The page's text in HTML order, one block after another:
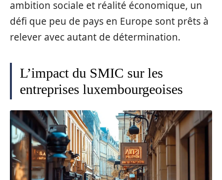
ambition sociale et réalité économique, un
défi que peu de pays en Europe sont prêts à
relever avec autant de détermination.
L’impact du SMIC sur les
entreprises luxembourgeoises